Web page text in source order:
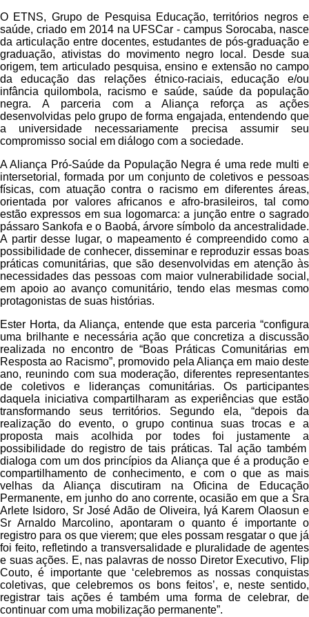
O ETNS, Grupo de Pesquisa Educação, territórios negros e
saúde, criado em 2014 na UFSCar - campus Sorocaba, nasce
da articulação entre docentes, estudantes de pós-graduação e
graduação, ativistas do movimento negro local. Desde sua
origem, tem articulado pesquisa, ensino e extensão no campo
da educação das relações étnico-raciais, educação e/ou
infância quilombola, racismo e saúde, saúde da população
negra. A parceria com a Aliança reforça as ações
desenvolvidas pelo grupo de forma engajada, entendendo que
a universidade necessariamente precisa assumir seu
compromisso social em diálogo com a sociedade.
A Aliança Pró-Saúde da População Negra é uma rede multi e
intersetorial, formada por um conjunto de coletivos e pessoas
físicas, com atuação contra o racismo em diferentes áreas,
orientada por valores africanos e afro-brasileiros, tal como
estão expressos em sua logomarca: a junção entre o sagrado
pássaro Sankofa e o Baobá, árvore símbolo da ancestralidade.
A partir desse lugar, o mapeamento é compreendido como a
possibilidade de conhecer, disseminar e reproduzir essas boas
práticas comunitárias, que são desenvolvidas em atenção às
necessidades das pessoas com maior vulnerabilidade social,
em apoio ao avanço comunitário, tendo elas mesmas como
protagonistas de suas histórias.
Ester Horta, da Aliança, entende que esta parceria “configura
uma brilhante e necessária ação que concretiza a discussão
realizada no encontro de “Boas Práticas Comunitárias em
Resposta ao Racismo”, promovido pela Aliança em maio deste
ano, reunindo com sua moderação, diferentes representantes
de coletivos e lideranças comunitárias. Os participantes
daquela iniciativa compartilharam as experiências que estão
transformando seus territórios. Segundo ela, “depois da
realização do evento, o grupo continua suas trocas e a
proposta mais acolhida por todes foi justamente a
possibilidade do registro de tais práticas. Tal ação também
dialoga com um dos princípios da Aliança que é a produção e
compartilhamento de conhecimento, e com o que as mais
velhas da Aliança discutiram na Oficina de Educação
Permanente, em junho do ano corrente, ocasião em que a Sra
Arlete Isidoro, Sr José Adão de Oliveira, Iyá Karem Olaosun e
Sr Arnaldo Marcolino, apontaram o quanto é importante o
registro para os que vierem; que eles possam resgatar o que já
foi feito, refletindo a transversalidade e pluralidade de agentes
e suas ações. E, nas palavras de nosso Diretor Executivo, Flip
Couto, é importante que ‘celebremos as nossas conquistas
coletivas, que celebremos os bons feitos’, e, neste sentido,
registrar tais ações é também uma forma de celebrar, de
continuar com uma mobilização permanente”.